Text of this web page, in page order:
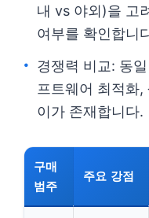
내 vs 야외)을 고
여부를 확인합니
경쟁력 비교: 동
프트웨어 최적화
이가 존재합니다.
구매
범주
주요 강점